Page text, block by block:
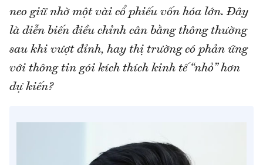
neo giữ nhờ một vài cổ phiếu vốn hóa lớn. Đây
là diễn biến điều chỉnh cân bằng thông thường
sau khi vượt đỉnh, hay thị trường có phản ứng
với thông tin gói kích thích kinh tế “nhỏ” hơn
dự kiến?